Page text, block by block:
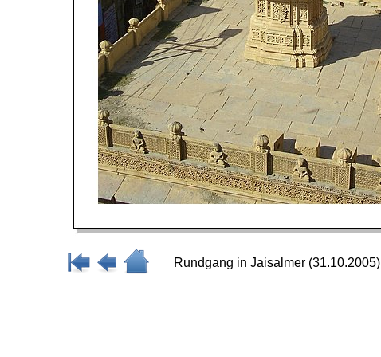
Rundgang in Jaisalmer (31.10.2005)